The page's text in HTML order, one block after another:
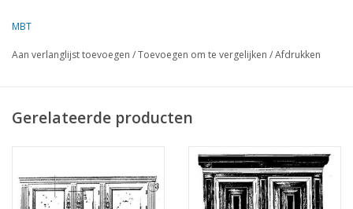
Auteur
Lakerveld (R.C.)
Kwaliteit
Moeilijkheidsgraad
MBT
Aan verlanglijst toevoegen /Toevoegen om te vergelijken /Afdrukken
Gerelateerde producten